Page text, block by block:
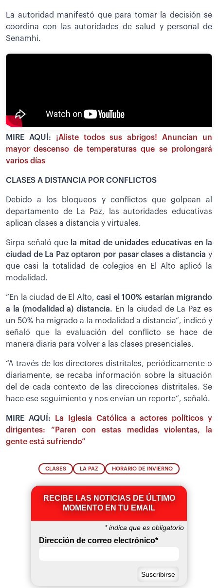
La autoridad manifestó que para tomar la decisión se
coordina con las autoridades de salud y personal de
Senamhi.
MIRE AQUÍ: ¡Aliste todos sus abrigos! Anuncian un
mayor descenso de temperaturas que se prolongará
varios días
CLASES A DISTANCIA POR CONFLICTOS
Debido a los bloqueos y conflictos que golpean al
departamento de La Paz, las autoridades educativas
aplican clases a distancia y virtuales.
Sirpa señaló que la mitad de unidades educativas en la
ciudad de La Paz optaron por pasar clases a distancia y
que casi la totalidad de colegios en El Alto aplicó la
modalidad.
”En la ciudad de El Alto, casi el 100% estarían migrando
a la (modalidad a) distancia. En la ciudad de La Paz es
un 50% ha migrado a la modalidad a distancia”, indicó y
señaló que la evaluación del conflicto se hace de
manera diaria para volver a las clases presenciales.
“A través de los directores distritales, periódicamente o
diariamente, se recaba información sobre la situación
del de cada contexto de las direcciones distritales. Se
hace ese seguimiento y nos envían un reporte”, señaló.
MIRE AQUÍ:
La Iglesia Católica a actores políticos y
dirigentes: “Paren con estas medidas violentas, la
gente está sufriendo”
CLASES LA PAZ HORARIO DE INVIERNO
RECIBE LAS NOTICIAS DE ÚLTIMO
MOMENTO EN TU EMAIL
*indica que es obligatorio
Dirección de correo electrónico*